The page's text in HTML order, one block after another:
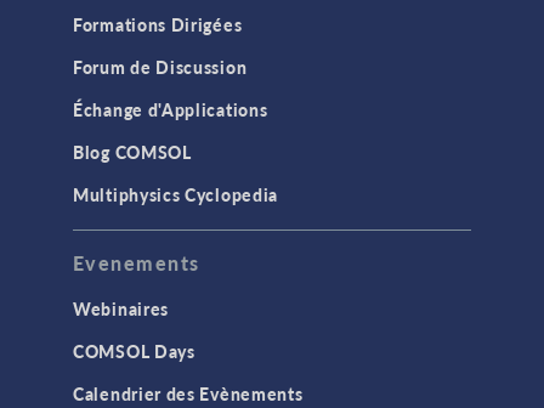
Formations Dirigées
Forum de Discussion
Échange d'Applications
Blog COMSOL
Multiphysics Cyclopedia
Evenements
Webinaires
COMSOL Days
Calendrier des Evènements